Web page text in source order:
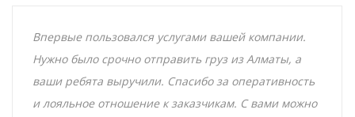
Впервые пользовался услугами вашей компании.
Нужно было срочно отправить груз из Алматы, а
ваши ребята выручили. Спасибо за оперативность
и лояльное отношение к заказчикам. С вами можно